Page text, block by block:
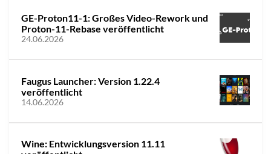
GE-Proton11-1: Großes Video-Rework und
Proton-11-Rebase veröffentlicht
24.06.2026
Faugus Launcher: Version 1.22.4
veröffentlicht
14.06.2026
Wine: Entwicklungsversion 11.11